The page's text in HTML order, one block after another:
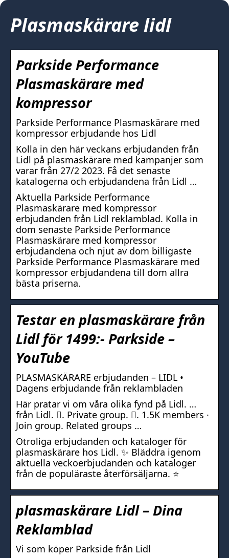
Plasmaskärare lidl
Parkside Performance
Plasmaskärare med
kompressor
Parkside Performance Plasmaskärare med
kompressor erbjudande hos Lidl
Kolla in den här veckans erbjudanden från
Lidl på plasmaskärare med kampanjer som
varar från 27/2 2023. Få det senaste
katalogerna och erbjudandena från Lidl …
Aktuella Parkside Performance
Plasmaskärare med kompressor
erbjudanden från Lidl reklamblad. Kolla in
dom senaste Parkside Performance
Plasmaskärare med kompressor
erbjudandena och njut av dom billigaste
Parkside Performance Plasmaskärare med
kompressor erbjudandena till dom allra
bästa priserna.
Testar en plasmaskärare från
Lidl för 1499:- Parkside –
YouTube
PLASMASKÄRARE erbjudanden – LIDL •
Dagens erbjudande från reklambladen
Här pratar vi om våra olika fynd på Lidl. …
från Lidl. 󱙺. Private group. 󰞋. 1.5K members ·
Join group. Related groups …
Otroliga erbjudanden och kataloger för
plasmaskärare hos Lidl. ✨ Bläddra igenom
aktuella veckoerbjudanden och kataloger
från de populäraste återförsäljarna. ⭐
plasmaskärare Lidl – Dina
Reklamblad
Vi som köper Parkside från Lidl